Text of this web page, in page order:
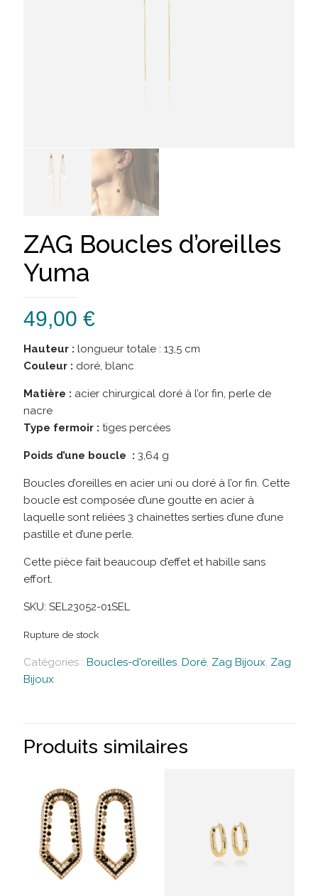
ZAG Boucles d’oreilles
Yuma
49,00 €
Hauteur : longueur totale : 13,5 cm
Couleur : doré, blanc
Matière : acier chirurgical doré à l’or fin, perle de
nacre
Type fermoir : tiges percées
Poids d’une boucle : 3,64 g
Boucles d’oreilles en acier uni ou doré à l’or fin. Cette
boucle est composée d’une goutte en acier à
laquelle sont reliées 3 chainettes serties d’une d’une
pastille et d’une perle.
Cette pièce fait beaucoup d’effet et habille sans
effort.
SKU: SEL23052-01SEL
Rupture de stock
Catégories : Boucles-d'oreilles, Doré, Zag Bijoux, Zag
Bijoux
Produits similaires